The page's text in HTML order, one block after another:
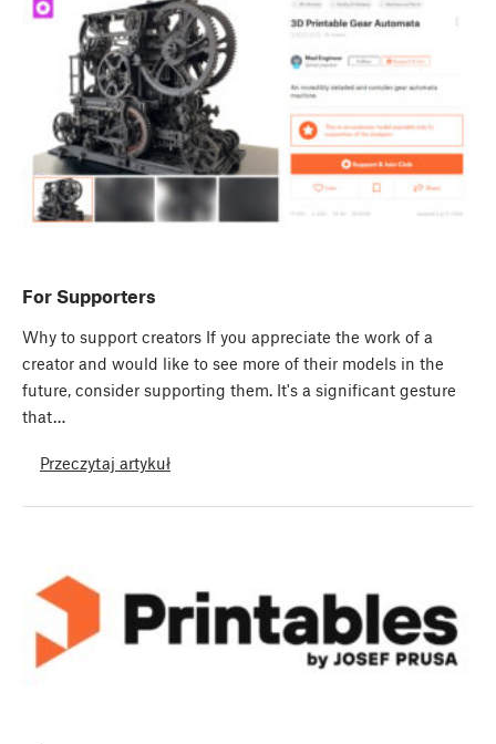
For Supporters
Why to support creators If you appreciate the work of a
creator and would like to see more of their models in the
future, consider supporting them. It's a significant gesture
that…
Przeczytaj artykuł